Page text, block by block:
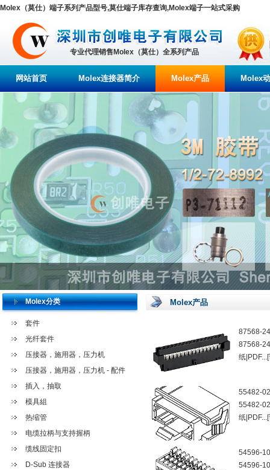
Molex（莫仕）端子系列产品型号,莫仕端子库存查询,Molex端子一站式采购
专业代理销售Molex（莫仕）全系列产品
网站首页 Molex连接器简介 Molex产品 Molex
Molex分类
套件
光纤套件
压接器，施用器，压力机
压接器，施用器，压力机 - 配件
插入，抽取
模具組
热缩管
电缆拉柄与支持握柄
缆线固定扣
D-Sub 连接器
Molex产品
87568-
87568-
纸|PDF...
55482-
55482-
纸|PDF...
54596-
54596-